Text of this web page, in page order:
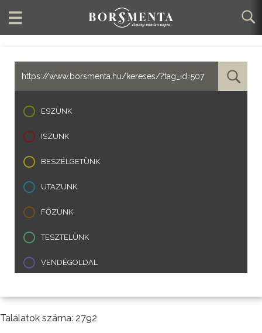
ESZÜNK
ISZUNK
BESZÉLGETÜNK
UTAZUNK
FŐZÜNK
TESZTELÜNK
VENDÉGOLDAL
Találatok száma: 2792